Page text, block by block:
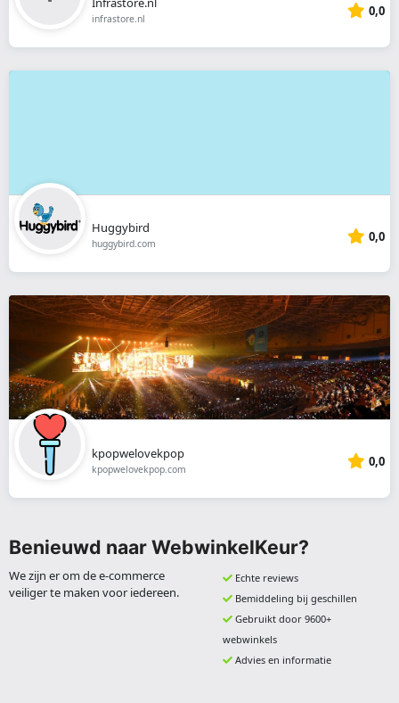
infrastore.nl 0,0
Huggybird
huggybird.com 0,0
kpopwelovekpop
kpopwelovekpop.com 0,0
Benieuwd naar WebwinkelKeur?
We zijn er om de e-commerce
veiliger te maken voor iedereen.
Echte reviews
Bemiddeling bij geschillen
Gebruikt door 9600+
webwinkels
Advies en informatie